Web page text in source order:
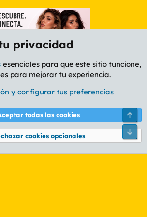
AMARILLO
y reglas Política de privacidad Ayuda
® © 2010-2026 XenForo Ltd.
privacidad
esenciales para que este sitio funcione,
para mejorar tu experiencia.
y configurar tus preferencias
todas las cookies
cookies opcionales
Pie